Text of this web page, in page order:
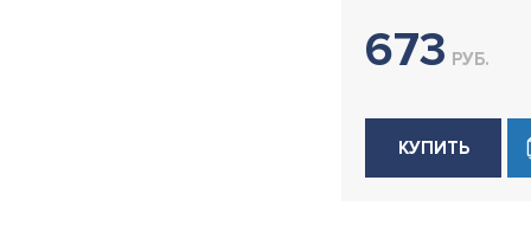
673 РУБ.
КУПИТЬ